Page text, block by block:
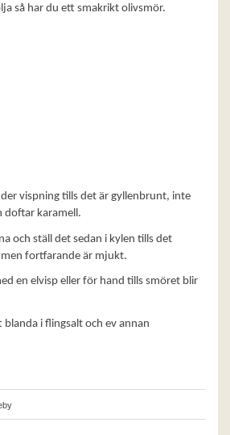
så har du ett smakrikt olivsmör.
vispning tills det är gyllenbrunt, inte
doftar karamell.
och ställ det sedan i kylen tills det
men fortfarande är mjukt.
en elvisp eller för hand tills smöret blir
i flingsalt och ev annan